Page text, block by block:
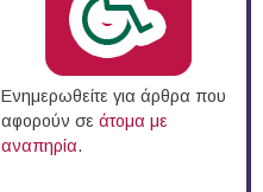
Ενημερωθείτε για άρθρα που
αφορούν σε άτομα με
αναπηρία.